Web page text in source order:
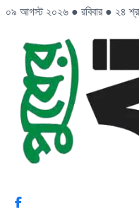
০৯ আগস্ট ২০২৬ ● রবিবার ● ২৪